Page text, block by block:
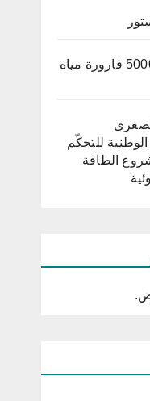
نابل: حجز أكثر من 5000 قارورة مياه
للتحكّم
الطاقة